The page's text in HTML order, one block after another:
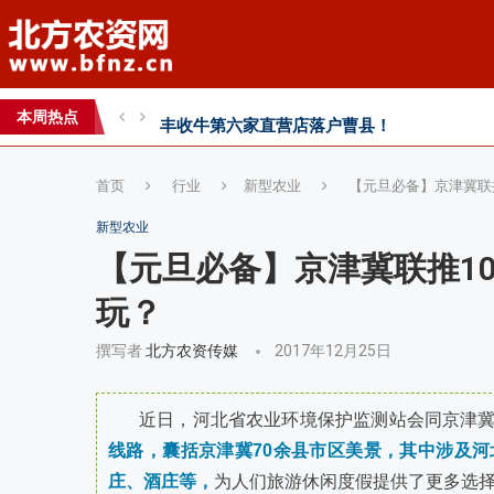
本周热点
心连心助力黄淮海小麦水肥一体化技术落地推
全国农技推广中心高产示范田测产观摩会见
首页 行业 新型农业 【元旦必备】京津冀
新型农业
【元旦必备】京津冀联推
玩？
撰写者北方农资传媒 2017年12月25日
近日，河北省农业环境保护监测站会同京津
线路，囊括京津冀70余县市区美景，其中涉及
庄、酒庄等， 为人们旅游休闲度假提供了更多选